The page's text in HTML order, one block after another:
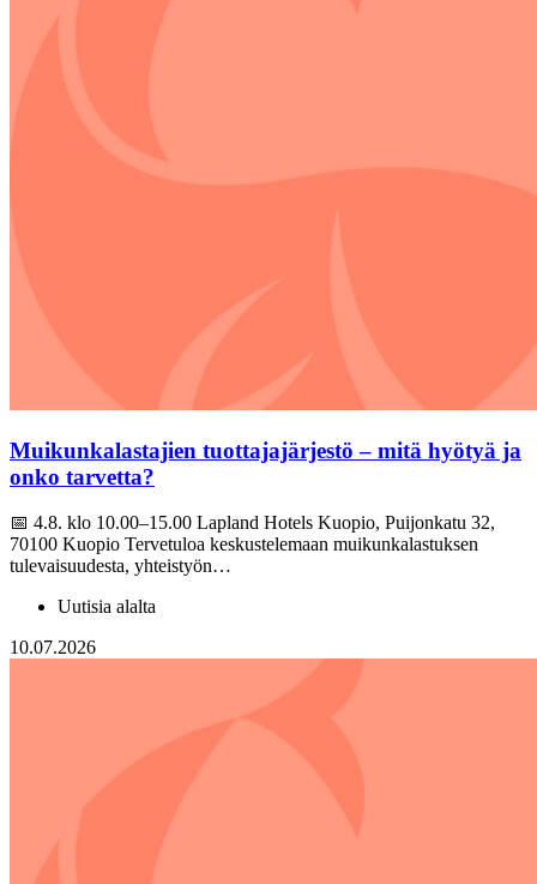
Muikunkalastajien tuottajajärjestö – mitä hyötyä ja
onko tarvetta?
📅 4.8. klo 10.00–15.00 Lapland Hotels Kuopio, Puijonkatu 32,
70100 Kuopio Tervetuloa keskustelemaan muikunkalastuksen
tulevaisuudesta, yhteistyön…
Uutisia alalta
10.07.2026